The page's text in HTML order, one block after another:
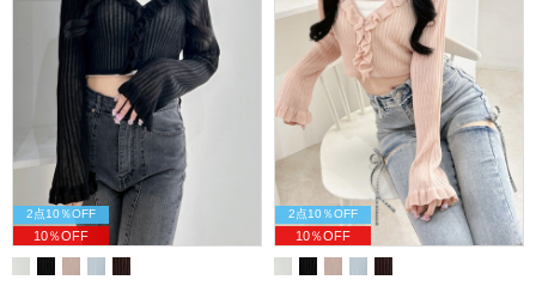
2点10％OFF
10％OFF
2点10％OFF
10％OFF